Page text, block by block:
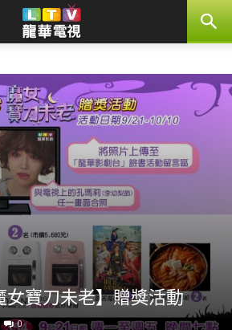
女寶刀未老】贈獎活動
0